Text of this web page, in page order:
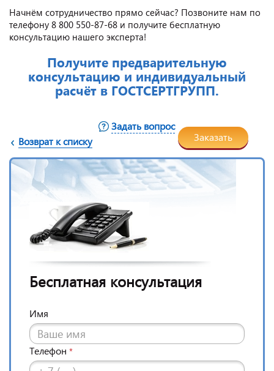
Начнём сотрудничество прямо сейчас? Позвоните нам по
телефону 8 800 550-87-68 и получите бесплатную
консультацию нашего эксперта!
Получите предварительную
консультацию и индивидуальный
расчёт в ГОСТСЕРТГРУПП.
Возврат к списку
Задать вопрос
Заказать
Бесплатная консультация
Имя
Телефон *